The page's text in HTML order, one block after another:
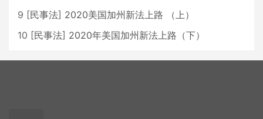
9 [民事法] 2020美国加州新法上路 （上）
10 [民事法] 2020年美国加州新法上路（下）